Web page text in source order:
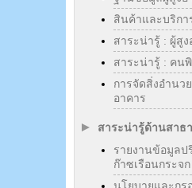
สินค้าและบริกา
สาระน่ารู้ : ผู้สูง
สาระน่ารู้ : คน
การจัดสิ่งอำนว
อาคาร
สาระน่ารู้ด้านสาธ
รายงานข้อมูล
ก๊าซเรือนกระจก